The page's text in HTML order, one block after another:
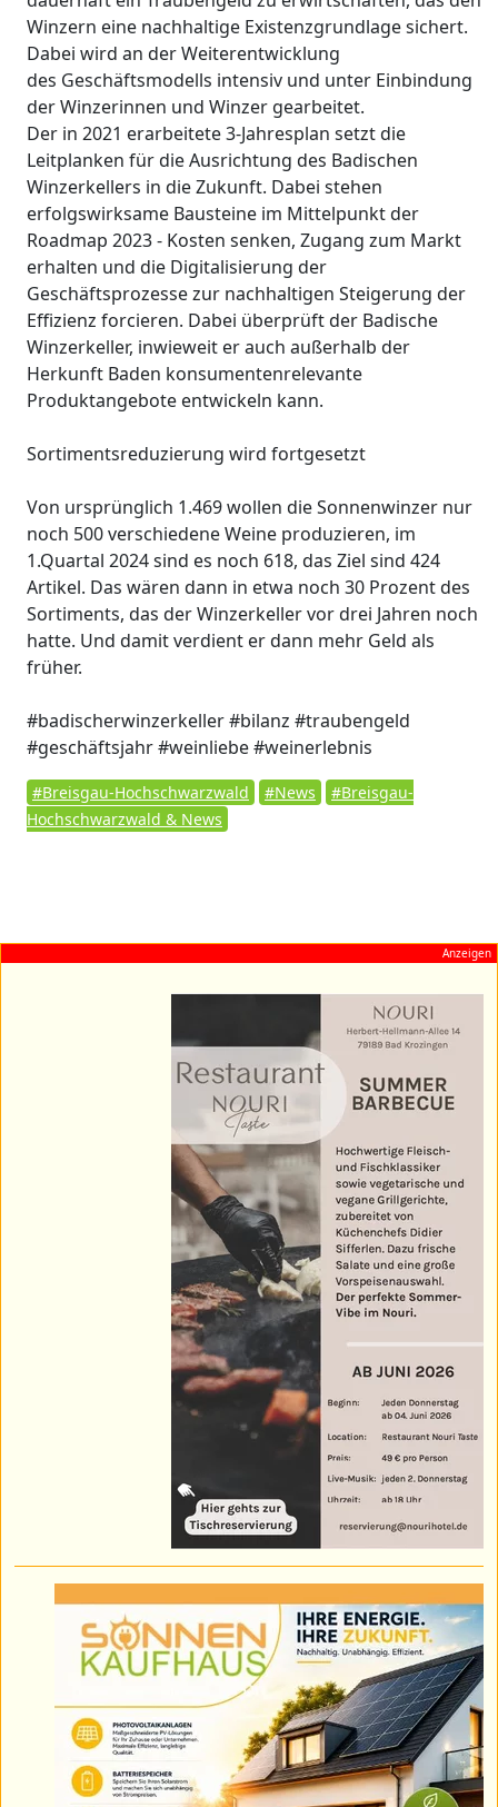
Winzern eine nachhaltige Existenzgrundlage sichert.
Dabei wird an der Weiterentwicklung
des Geschäftsmodells intensiv und unter Einbindung
der Winzerinnen und Winzer gearbeitet.
Der in 2021 erarbeitete 3-Jahresplan setzt die
Leitplanken für die Ausrichtung des Badischen
Winzerkellers in die Zukunft. Dabei stehen
erfolgswirksame Bausteine im Mittelpunkt der
Roadmap 2023 - Kosten senken, Zugang zum Markt
erhalten und die Digitalisierung der
Geschäftsprozesse zur nachhaltigen Steigerung der
Effizienz forcieren. Dabei überprüft der Badische
Winzerkeller, inwieweit er auch außerhalb der
Herkunft Baden konsumentenrelevante
Produktangebote entwickeln kann.
Sortimentsreduzierung wird fortgesetzt
Von ursprünglich 1.469 wollen die Sonnenwinzer nur
noch 500 verschiedene Weine produzieren, im
1.Quartal 2024 sind es noch 618, das Ziel sind 424
Artikel. Das wären dann in etwa noch 30 Prozent des
Sortiments, das der Winzerkeller vor drei Jahren noch
hatte. Und damit verdient er dann mehr Geld als
früher.
#badischerwinzerkeller #bilanz #traubengeld
#geschäftsjahr #weinliebe #weinerlebnis
#Breisgau-Hochschwarzwald #News
#Breisgau-
Hochschwarzwald & News
Anzeigen